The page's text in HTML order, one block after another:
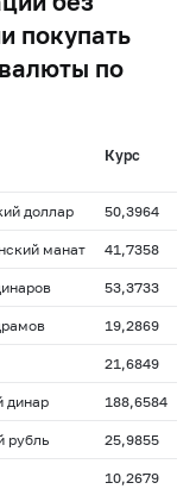
покупать
по
Курс
доллар 50,3964
манат 41,7358
53,3733
19,2869
21,6849
динар 188,6584
рубль 25,9855
10,2679